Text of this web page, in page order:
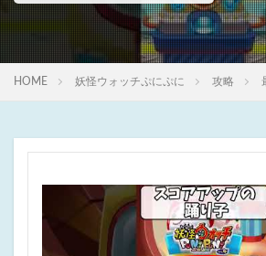
HOME 妖怪ウォッチぷにぷに 攻略